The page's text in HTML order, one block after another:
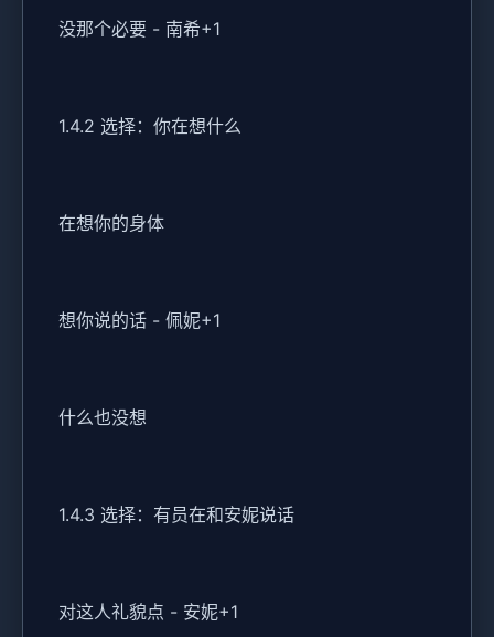
没那个必要 - 南希+1
1.4.2 选择：你在想什么
在想你的身体
想你说的话 - 佩妮+1
什么也没想
1.4.3 选择：有员在和安妮说话
对这人礼貌点 - 安妮+1